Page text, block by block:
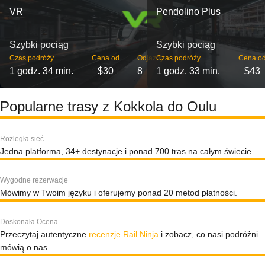
VR
Szybki pociąg
Czas podróży
1 godz. 34 min.
Cena od
$30
Odjazdy
8
Pendolino Plus
Szybki pociąg
Czas podróży
1 godz. 33 min.
Cena
$43
Popularne trasy z Kokkola do Oulu
Rozległa sieć
Jedna platforma, 34+ destynacje i ponad 700 tras na całym świecie.
Wygodne rezerwacje
Mówimy w Twoim języku i oferujemy ponad 20 metod płatności.
Doskonała Ocena
Przeczytaj autentyczne recenzje Rail Ninja i zobacz, co nasi podróżni
mówią o nas.